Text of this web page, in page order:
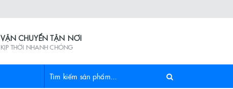
VẬN CHUYỂN TẬN NƠI
KỊP THỜI NHANH CHÓNG